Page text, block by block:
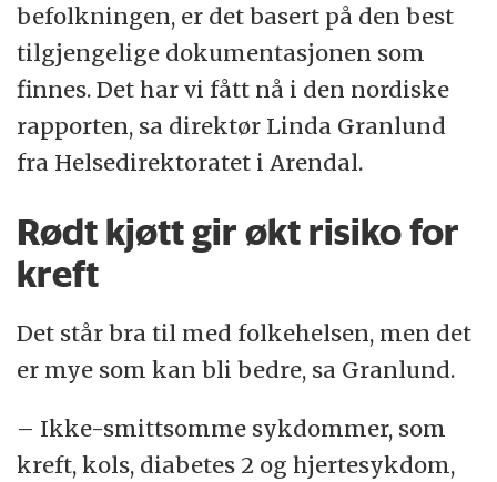
befolkningen, er det basert på den best
tilgjengelige dokumentasjonen som
finnes. Det har vi fått nå i den nordiske
rapporten, sa direktør Linda Granlund
fra Helsedirektoratet i Arendal.
Rødt kjøtt gir økt risiko for
kreft
Det står bra til med folkehelsen, men det
er mye som kan bli bedre, sa Granlund.
– Ikke-smittsomme sykdommer, som
kreft, kols, diabetes 2 og hjertesykdom,